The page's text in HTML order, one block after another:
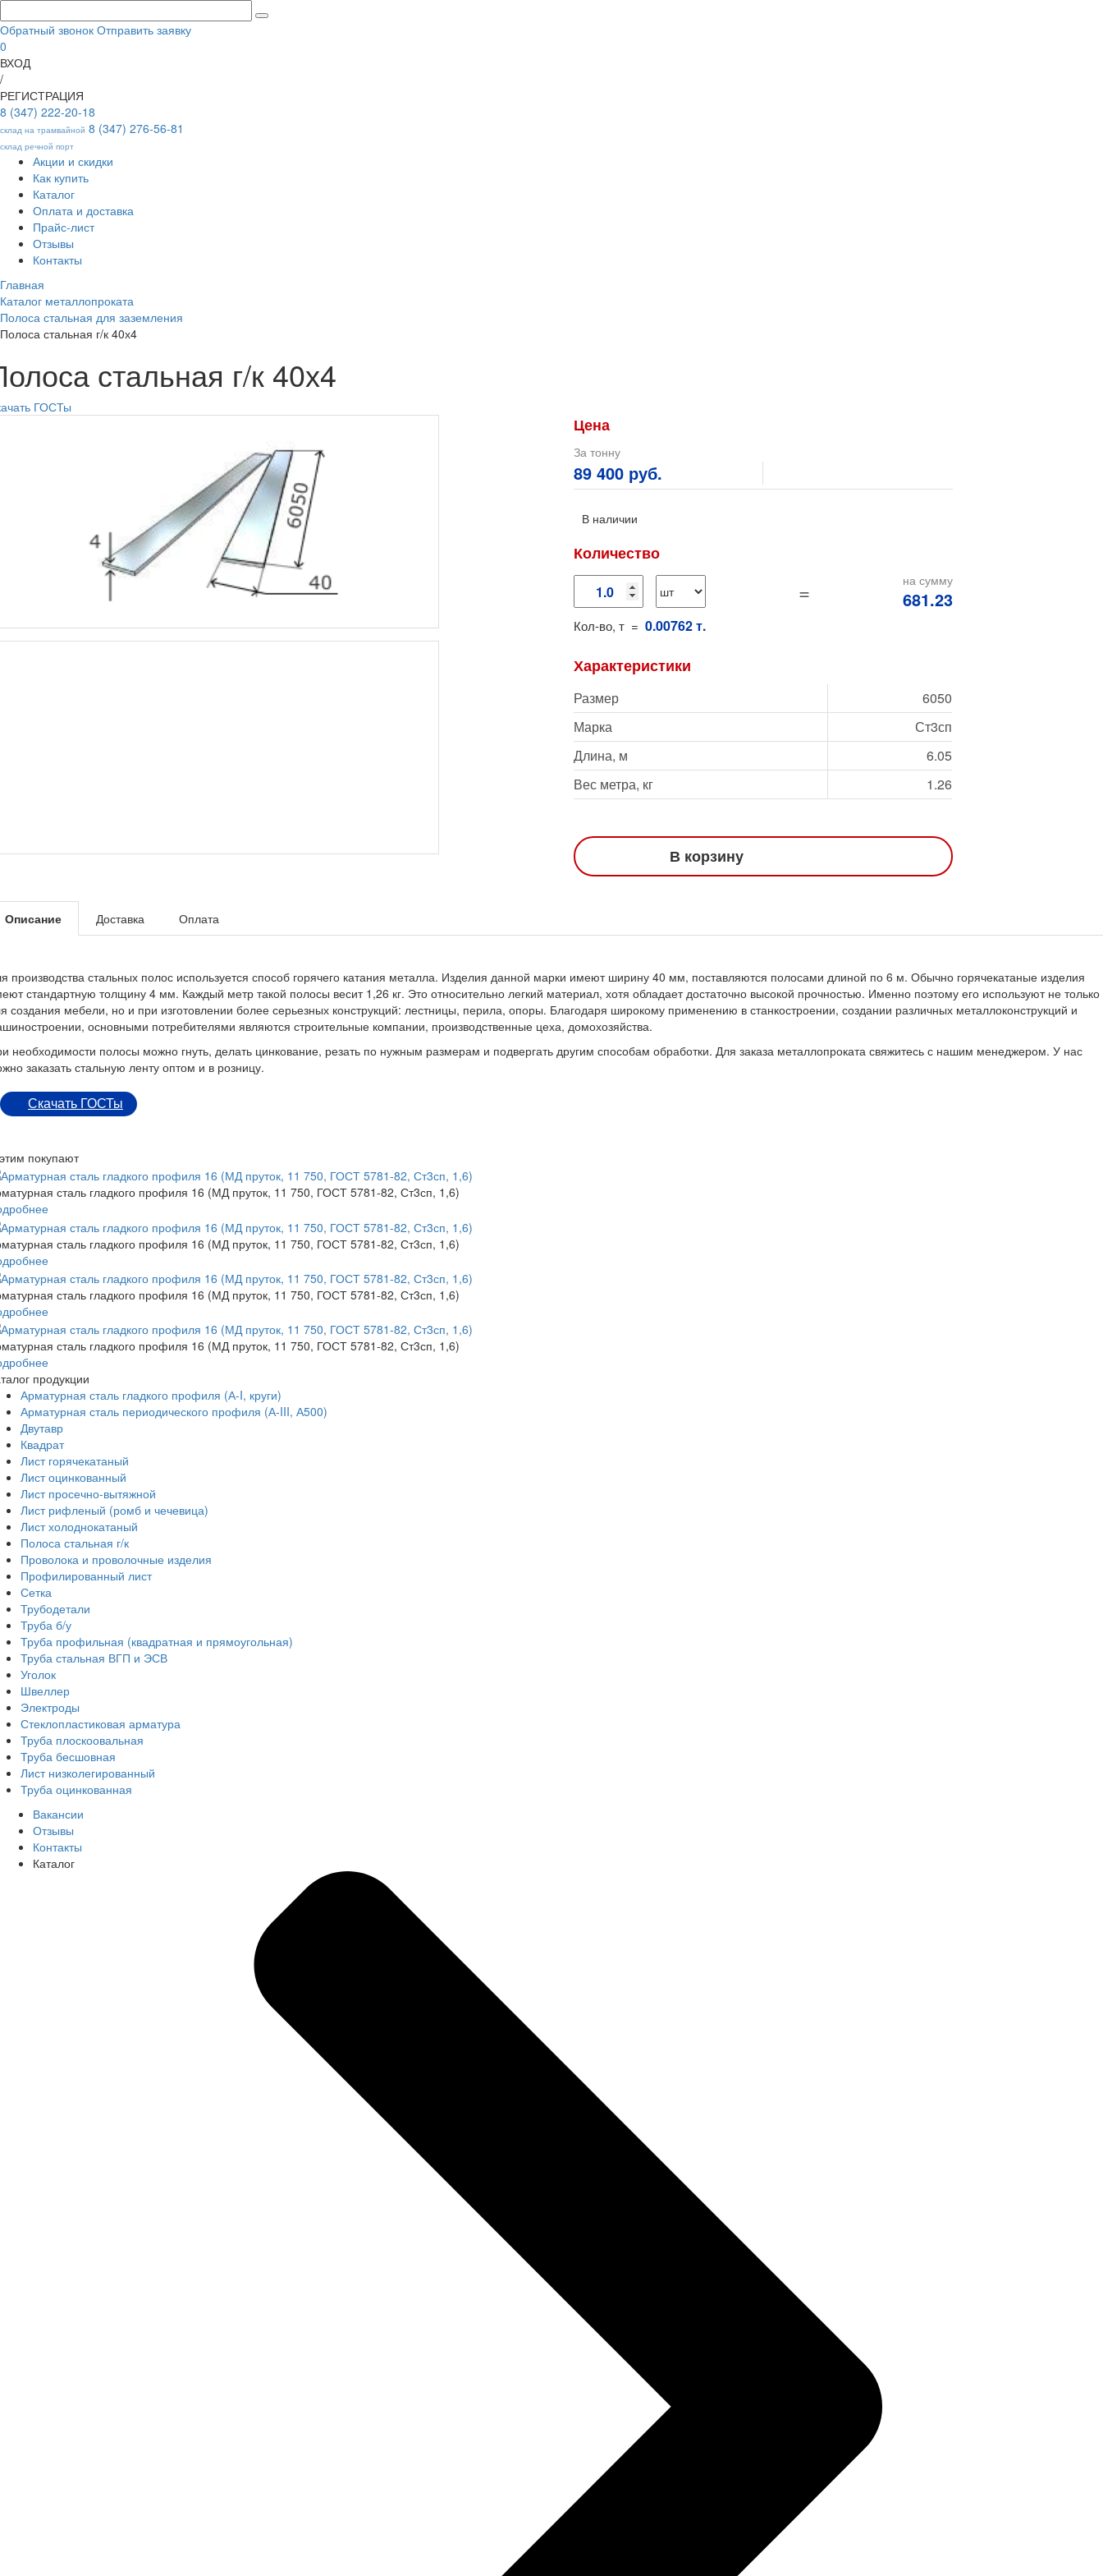
Обратный звонок Отправить заявку
0
ВХОД
/
РЕГИСТРАЦИЯ
8 (347) 222-20-18
склад на трамвайной 8 (347) 276-56-81
склад речной порт
Акции и скидки
Как купить
Каталог
Оплата и доставка
Прайс-лист
Отзывы
Контакты
Главная
Каталог металлопроката
Полоса стальная для заземления
Полоса стальная г/к 40х4
стальная г/к 40х4
ГОСТы
Цена
За тонну
89 400 руб.
В наличии
Количество
= на сумму
681.23
Кол-во, т =0.00762 т.
Характеристики
Размер
6050
Марка
Ст3сп
Длина, м
6.05
Вес метра, кг
1.26
В корзину
Описание Доставка Оплата
производства стальных полос используется способ горячего катания металла. Изделия данной марки имеют ширину 40 мм, поставляются полосами длиной по 6 м. Обычно горячекатаные изделия
стандартную толщину 4 мм. Каждый метр такой полосы весит 1,26 кг. Это относительно легкий материал, хотя обладает достаточно высокой прочностью. Именно поэтому его используют не только
создания мебели, но и при изготовлении более серьезных конструкций: лестницы, перила, опоры. Благодаря широкому применению в станкостроении, создании различных металлоконструкций и
основными потребителями являются строительные компании, производственные цеха, домохозяйства.
необходимости полосы можно гнуть, делать цинкование, резать по нужным размерам и подвергать другим способам обработки. Для заказа металлопроката свяжитесь с нашим менеджером. У нас
заказать стальную ленту оптом и в розницу.
Скачать ГОСТы
покупают
сталь гладкого профиля 16 (МД пруток, 11 750, ГОСТ 5781-82, Ст3сп, 1,6)
сталь гладкого профиля 16 (МД пруток, 11 750, ГОСТ 5781-82, Ст3сп, 1,6)
сталь гладкого профиля 16 (МД пруток, 11 750, ГОСТ 5781-82, Ст3сп, 1,6)
сталь гладкого профиля 16 (МД пруток, 11 750, ГОСТ 5781-82, Ст3сп, 1,6)
продукции
Арматурная сталь гладкого профиля (А-I, круги)
Арматурная сталь периодического профиля (А-III, А500)
Двутавр
Квадрат
Лист горячекатаный
Лист оцинкованный
Лист просечно-вытяжной
Лист рифленый (ромб и чечевица)
Лист холоднокатаный
Полоса стальная г/к
Проволока и проволочные изделия
Профилированный лист
Сетка
Трубодетали
Труба б/у
Труба профильная (квадратная и прямоугольная)
Труба стальная ВГП и ЭСВ
Уголок
Швеллер
Электроды
Стеклопластиковая арматура
Труба плоскоовальная
Труба бесшовная
Лист низколегированный
Труба оцинкованная
Вакансии
Отзывы
Контакты
Каталог